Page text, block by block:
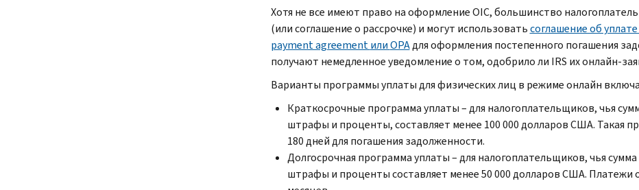
Хотя не все имеют право на оформлениеOIC,большинство
(или соглашение о рассрочке) и могут использоватьсоглашение об
payment agreementилиOPAдля оформления постепенного погашения
получают немедленное уведомление о том, одобрило ли IRS их онлайн-
Варианты программы уплаты для физических лиц в режиме онлайн
Краткосрочные программа уплаты – для налогоплательщиков, чья
штрафы и проценты, составляет менее 100 000 долларов США. Такая
180 дней для погашения задолженности.
Долгосрочная программа уплаты – для налогоплательщиков, чья
штрафы и проценты составляет менее 50 000 долларов США. Платежи